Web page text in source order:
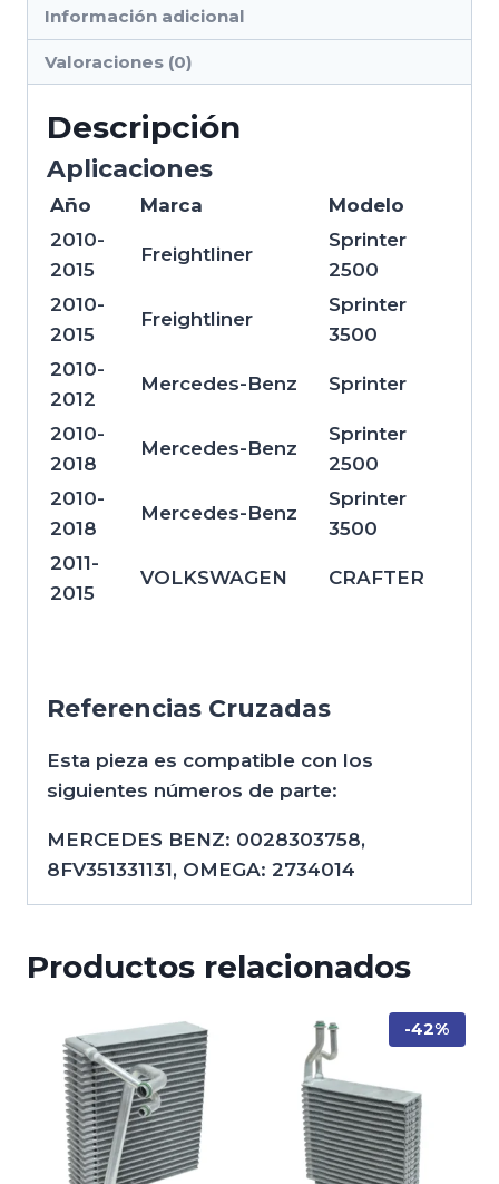
Información adicional
Valoraciones (0)
Descripción
Aplicaciones
Año Marca
Modelo
2010-
2015
Freightliner
Sprinter
2500
2010-
2015
Freightliner
Sprinter
3500
2010-
2012
Mercedes-Benz Sprinter
2010-
2018
Mercedes-Benz
Sprinter
2500
2010-
2018
Mercedes-Benz
Sprinter
3500
2011-
2015
VOLKSWAGEN CRAFTER
Referencias Cruzadas
Esta pieza es compatible con los
siguientes números de parte:
MERCEDES BENZ: 0028303758,
8FV351331131, OMEGA: 2734014
Productos relacionados
-42%